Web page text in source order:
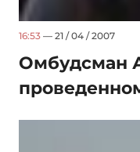
16:53 — 21 / 04 / 2007
Омбудсман